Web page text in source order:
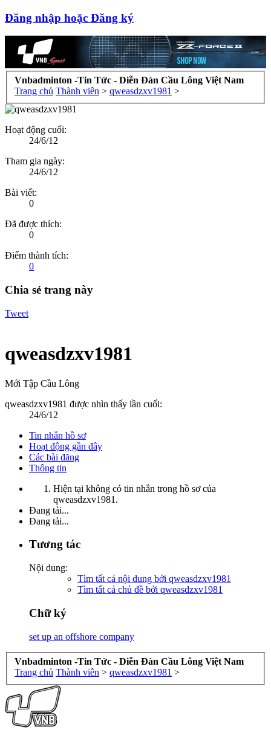
Đăng nhập hoặc Đăng ký
Vnbadminton -Tin Tức - Diễn Đàn Cầu Lông Việt Nam
Trang chủ Thành viên > qweasdzxv1981 >
Hoạt động cuối:
24/6/12
Tham gia ngày:
24/6/12
Bài viết:
0
Đã được thích:
0
Điểm thành tích:
0
Chia sẻ trang này
Tweet
qweasdzxv1981
Mới Tập Cầu Lông
qweasdzxv1981 được nhìn thấy lần cuối:
24/6/12
Tin nhắn hồ sơ
Hoạt động gần đây
Các bài đăng
Thông tin
Hiện tại không có tin nhắn trong hồ sơ của
qweasdzxv1981.
Đang tải...
Đang tải...
Tương tác
Nội dung:
Tìm tất cả nội dung bởi qweasdzxv1981
Tìm tất cả chủ đề bởi qweasdzxv1981
Chữ ký
set up an offshore company
Vnbadminton -Tin Tức - Diễn Đàn Cầu Lông Việt Nam
Trang chủ Thành viên > qweasdzxv1981 >